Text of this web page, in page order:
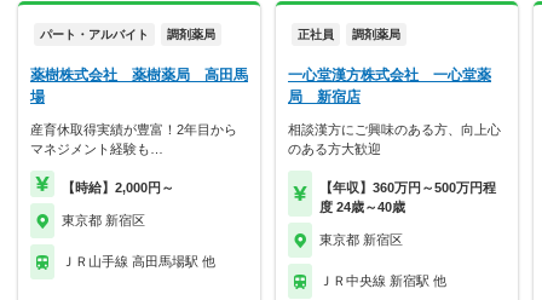
パート・アルバイト 調剤薬局
薬樹株式会社 薬樹薬局 高田馬
場
産育休取得実績が豊富！2年目から
マネジメント経験も…
【時給】2,000円～
東京都 新宿区
ＪＲ山手線 高田馬場駅 他
正社員 調剤薬局
一心堂漢方株式会社 一心堂薬
局 新宿店
相談漢方にご興味のある方、向上心
のある方大歓迎
【年収】360万円～500万円程
度 24歳～40歳
東京都 新宿区
ＪＲ中央線 新宿駅 他